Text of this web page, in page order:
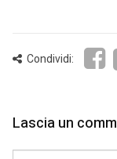
Condividi:
Lascia un